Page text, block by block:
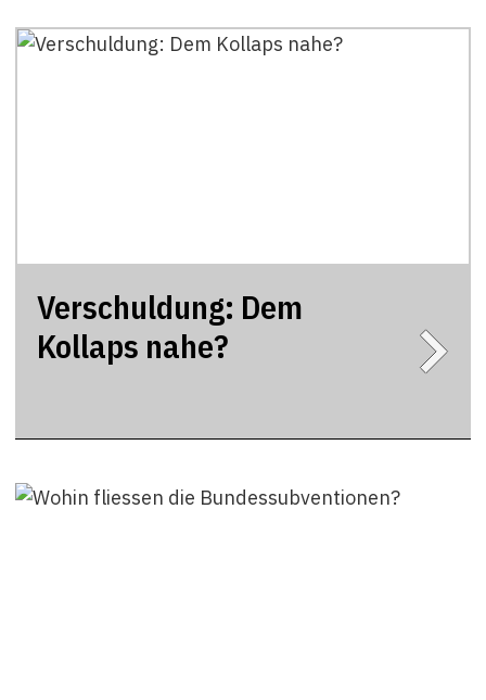
Verschuldung: Dem
Kollaps nahe?